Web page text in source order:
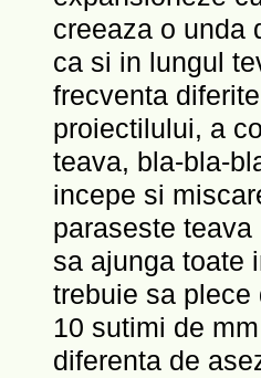
creeaza o unda
ca si in lungul
frecventa
proiectilului, a
teava, bla-bla-
incepe si
paraseste
sa ajunga toate
trebuie sa
10 sutimi de
diferenta de